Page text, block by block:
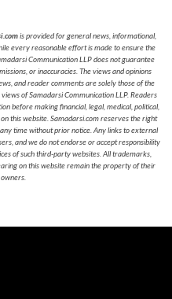
is provided for general news, informational,
every reasonable effort is made to ensure the
Communication LLP does not guarantee
or inaccuracies. The views and opinions
and reader comments are solely those of the
of Samadarsi Communication LLP. Readers
before making financial, legal, medical, political,
this website. Samadarsi.com reserves the right
time without prior notice. Any links to external
and we do not endorse or accept responsibility
of such third-party websites. All trademarks,
on this website remain the property of their